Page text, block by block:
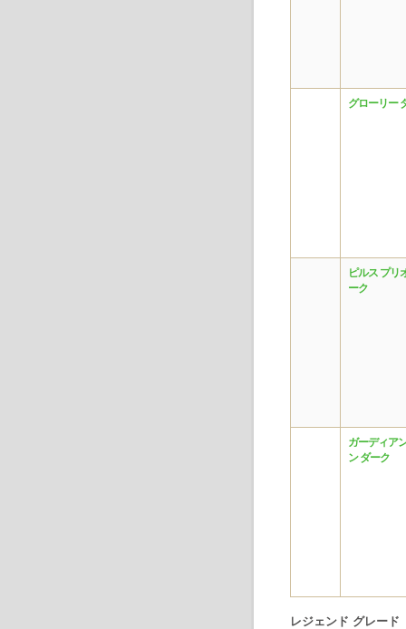
グローリー
ピルス プリ
ーク
ガーディア
ン ダーク
レジェンド グレード